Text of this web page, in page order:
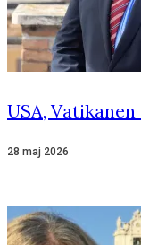
USA,
28 maj 2026